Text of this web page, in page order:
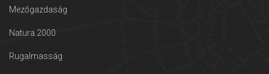
Mezőgazdaság
Natura 2000
Rugalmasság